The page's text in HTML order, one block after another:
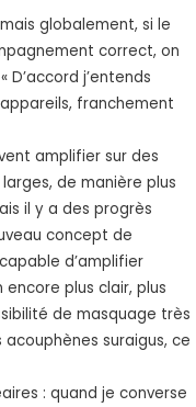
globalement, si le
correct, on
j’entends
franchement
amplifier sur des
de manière plus
il y a des progrès
concept de
d’amplifier
encore plus clair, plus
de masquage très
suraigus, ce
: quand je converse